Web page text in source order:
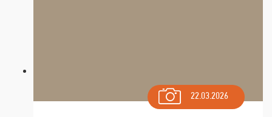
22.03.2026